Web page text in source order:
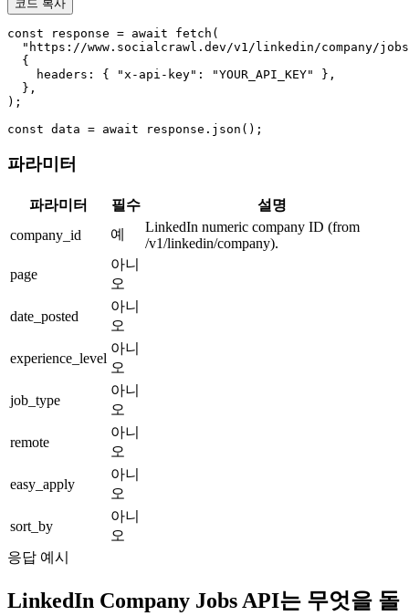
코드 복사
const response = await fetch(
"https://www.socialcrawl.dev/v1/linkedin/company/
  {
    headers: { "x-api-key": "YOUR_API_KEY" },
  },
);
const data = await response.json();
파라미터
파라미터 필수
설명
company_id
예
LinkedIn numeric company ID (from
/v1/linkedin/company).
page
아니
오
date_posted
아니
오
experience_level
아니
오
job_type
아니
오
remote
아니
오
easy_apply
아니
오
sort_by
아니
오
응답 예시
LinkedIn Company Jobs API는 무엇을 돌